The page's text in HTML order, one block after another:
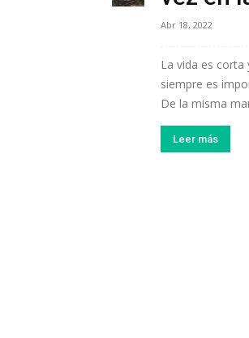
Abr 18, 2022
La vida es corta
siempre es
De la misma
Leer más